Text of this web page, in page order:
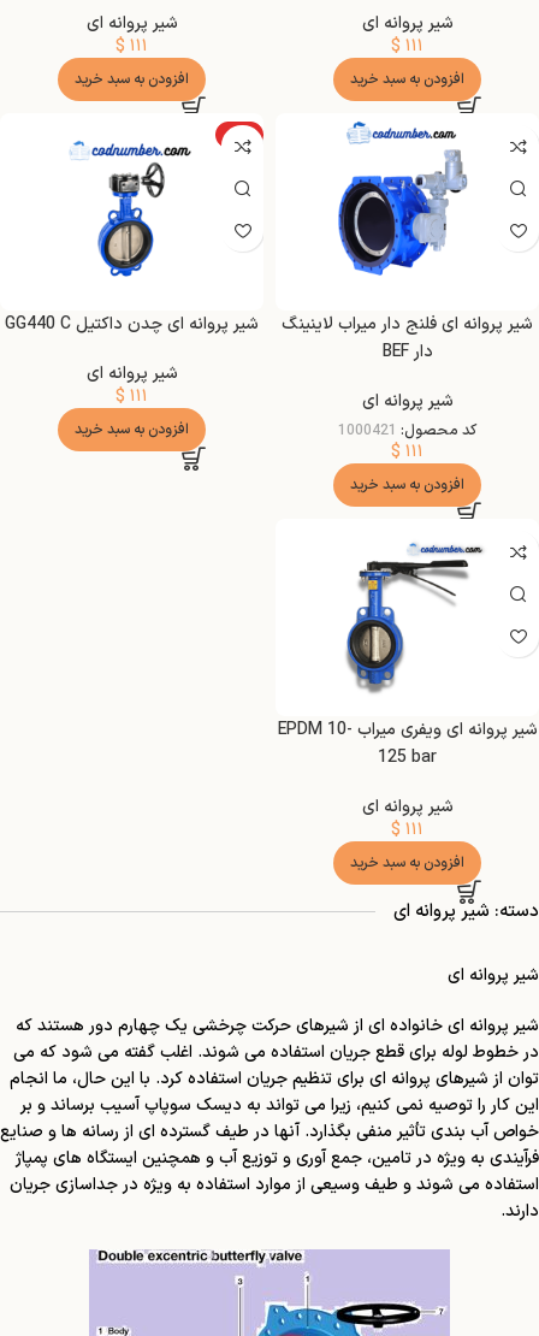
شیر پروانه ای
$ ۱۱۱
افزودن به سبد خرید
شیر پروانه ای
$ ۱۱۱
افزودن به سبد خرید
شیر پروانه ای فلنج دار میراب لاینینگ
دار BEF
شیر پروانه ای
کد محصول: 1000421
$ ۱۱۱
افزودن به سبد خرید
ویژه
شیر پروانه ای چدن داکتیل GG440 C
شیر پروانه ای
$ ۱۱۱
افزودن به سبد خرید
شیر پروانه ای ویفری میراب EPDM 10-
125 bar
شیر پروانه ای
$ ۱۱۱
افزودن به سبد خرید
دسته: شیر پروانه ای
شیر پروانه ای
شیر پروانه ای خانواده ای از شیرهای حرکت چرخشی یک چهارم دور هستند که
در خطوط لوله برای قطع جریان استفاده می شوند. اغلب گفته می شود که می
توان از شیرهای پروانه ای برای تنظیم جریان استفاده کرد. با این حال، ما انجام
این کار را توصیه نمی کنیم، زیرا می تواند به دیسک سوپاپ آسیب برساند و بر
خواص آب بندی تأثیر منفی بگذارد. آنها در طیف گسترده ای از رسانه ها و صنایع
فرآیندی به ویژه در تامین، جمع آوری و توزیع آب و همچنین ایستگاه های پمپاژ
استفاده می شوند و طیف وسیعی از موارد استفاده به ویژه در جداسازی جریان
دارند.